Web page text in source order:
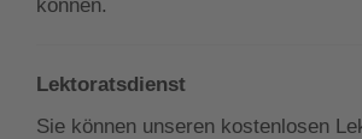
können.
Lektoratsdienst
Sie können unseren kostenlosen